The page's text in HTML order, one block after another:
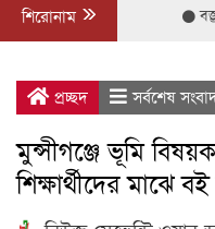
শিরোনাম
প্রচ্ছদ সর্বশেষ
মুন্সীগঞ্জে ভূমি
শিক্ষার্থীদের মাঝে